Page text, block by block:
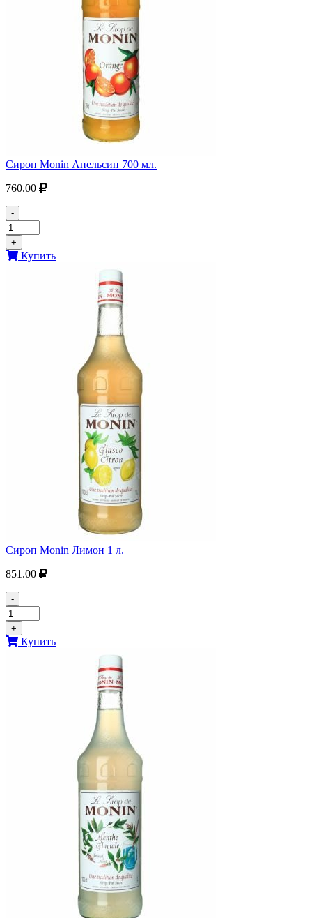
Сироп Monin Апельсин 700 мл.
760.00
-
+
Купить
Сироп Monin Лимон 1 л.
851.00
-
+
Купить